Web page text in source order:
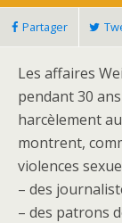
Partager
Les affaires
pendant 30
harcèlement
montrent,
violences
– des
– des patrons